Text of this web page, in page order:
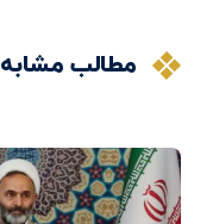
مطالب مشابه